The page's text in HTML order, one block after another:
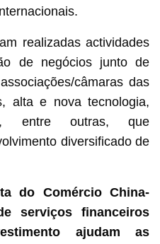
realizadas actividades
de negócios junto de
câmaras das
alta e nova tecnologia,
entre outras, que
diversificado de
do Comércio China-
serviços financeiros
ajudam as